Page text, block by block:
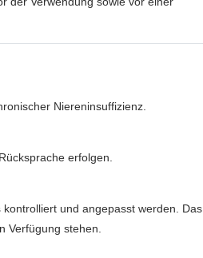
Niereninsuffizienz.
erfolgen.
und angepasst werden. Das
Verfügung stehen.